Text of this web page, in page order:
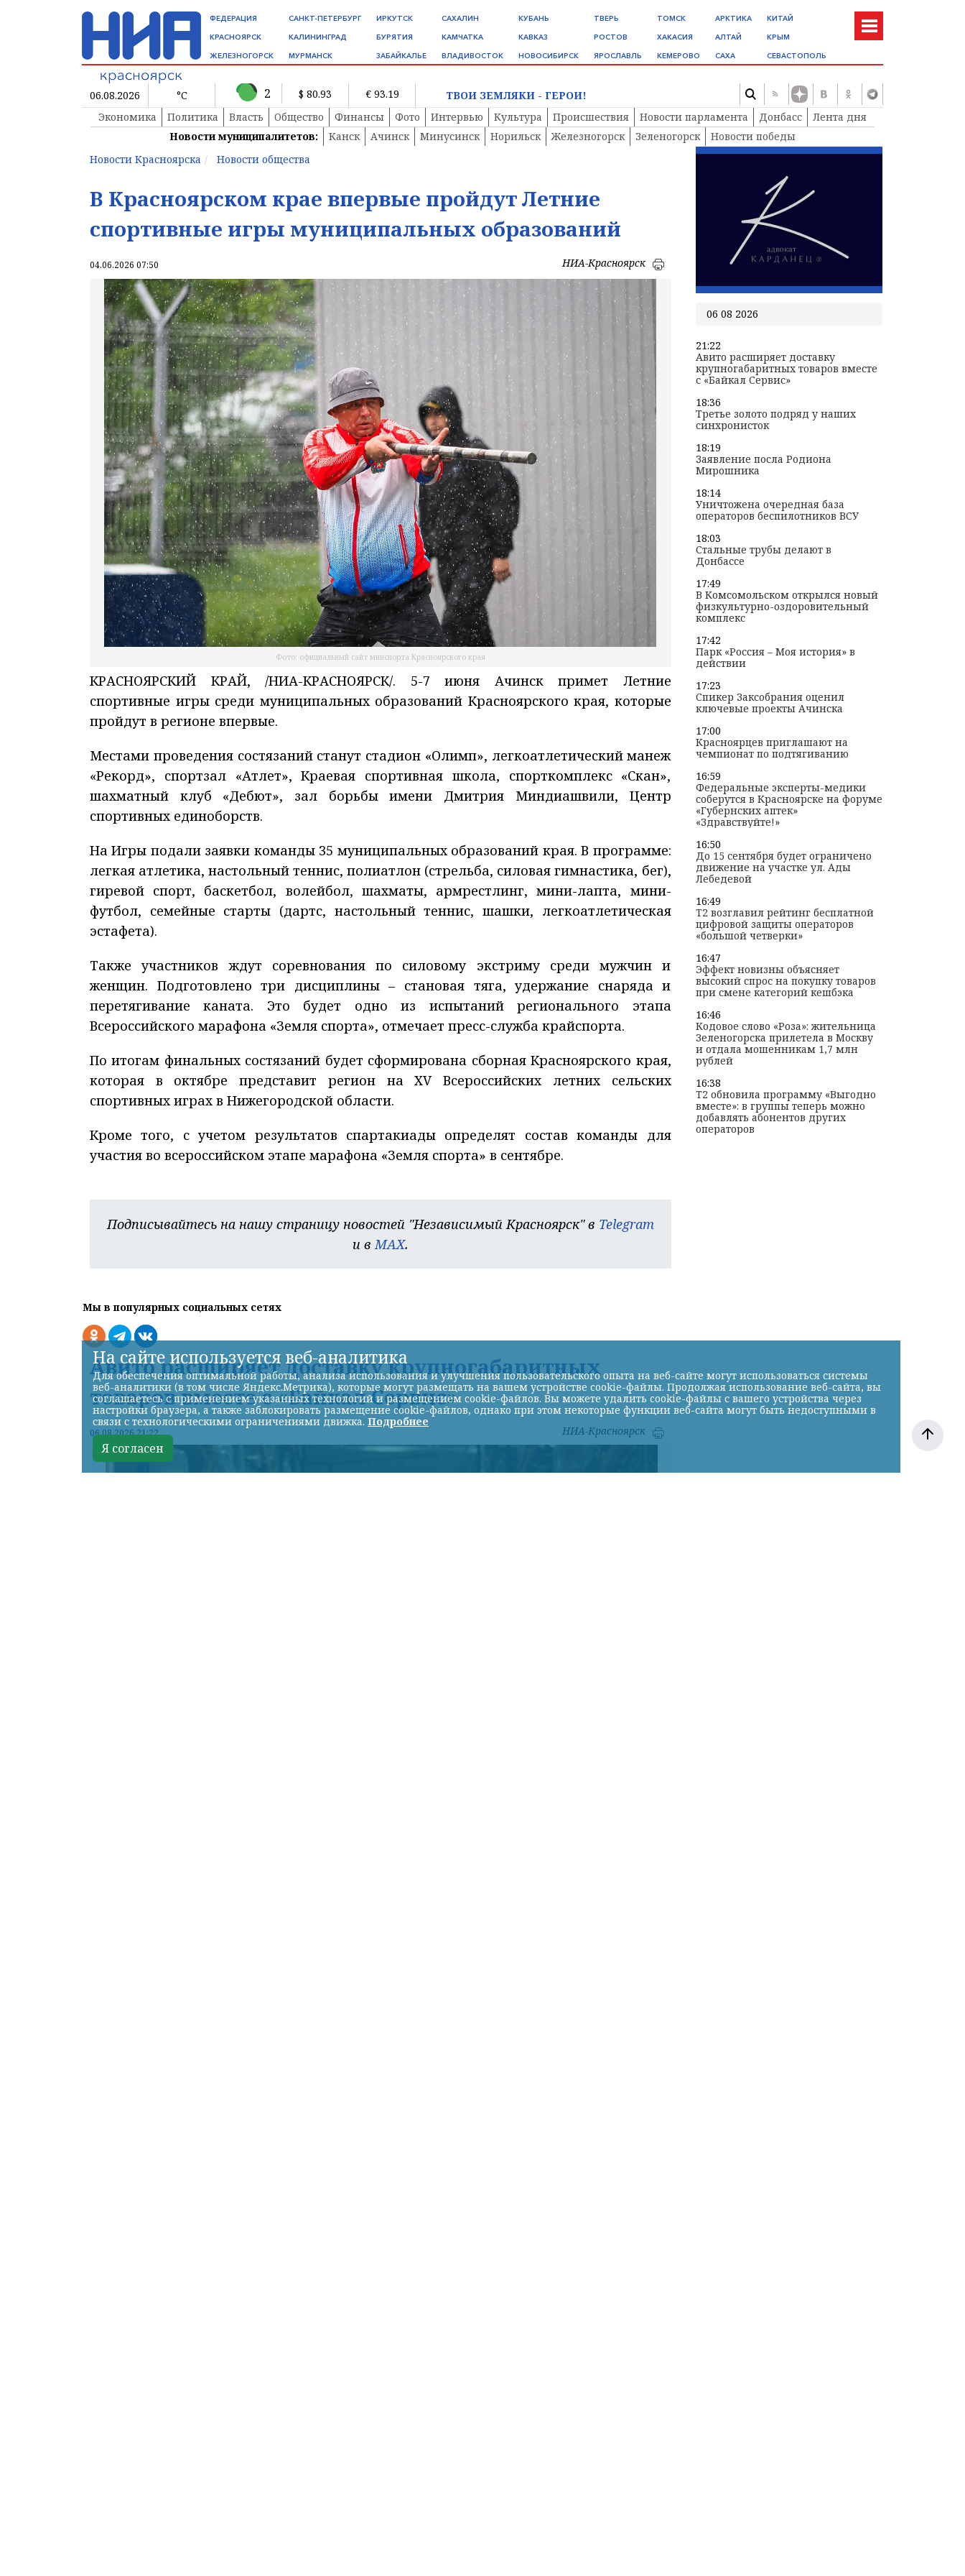
ФЕДЕРАЦИЯ
КРАСНОЯРСК
ЖЕЛЕЗНОГОРСК
САНКТ-ПЕТЕРБУРГ
КАЛИНИНГРАД
МУРМАНСК
ИРКУТСК
БУРЯТИЯ
ЗАБАЙКАЛЬЕ
САХАЛИН
КАМЧАТКА
ВЛАДИВОСТОК
КУБАНЬ
КАВКАЗ
НОВОСИБИРСК
ТВЕРЬ
РОСТОВ
ЯРОСЛАВЛЬ
ТОМСК
ХАКАСИЯ
КЕМЕРОВО
АРКТИКА
АЛТАЙ
САХА
КИТАЙ
КРЫМ
СЕВАСТОПОЛЬ
06.08.2026 °C 2 $ 80.93 € 93.19
ТВОИ ЗЕМЛЯКИ - ГЕРОИ!
Экономика
Политика Власть Общество Финансы Фото Интервью Культура Происшествия Новости парламента Донбасс
Лента дня
Новости муниципалитетов:
Канск Ачинск Минусинск Норильск Железногорск Зеленогорск
Новости победы
Новости Красноярска
Новости общества
В Красноярском крае впервые пройдут Летние
спортивные игры муниципальных образований
04.06.2026 07:50 НИА-Красноярск
Фото: официальный сайт минспорта Красноярского края
КРАСНОЯРСКИЙ КРАЙ, /НИА-КРАСНОЯРСК/. 5-7 июня Ачинск примет Летние
спортивные игры среди муниципальных образований Красноярского края, которые
пройдут в регионе впервые.
Местами проведения состязаний станут стадион «Олимп», легкоатлетический манеж
«Рекорд», спортзал «Атлет», Краевая спортивная школа, спорткомплекс «Скан»,
шахматный клуб «Дебют», зал борьбы имени Дмитрия Миндиашвили, Центр
спортивных единоборств.
На Игры подали заявки команды 35 муниципальных образований края. В программе:
легкая атлетика, настольный теннис, полиатлон (стрельба, силовая гимнастика, бег),
гиревой спорт, баскетбол, волейбол, шахматы, армрестлинг, мини-лапта, мини-
футбол, семейные старты (дартс, настольный теннис, шашки, легкоатлетическая
эстафета).
Также участников ждут соревнования по силовому экстриму среди мужчин и
женщин. Подготовлено три дисциплины – становая тяга, удержание снаряда и
перетягивание каната. Это будет одно из испытаний регионального этапа
Всероссийского марафона «Земля спорта», отмечает пресс-служба крайспорта.
По итогам финальных состязаний будет сформирована сборная Красноярского края,
которая в октябре представит регион на XV Всероссийских летних сельских
спортивных играх в Нижегородской области.
Кроме того, с учетом результатов спартакиады определят состав команды для
участия во всероссийском этапе марафона «Земля спорта» в сентябре.
Подписывайтесь на нашу страницу новостей "Независимый Красноярск" в Telegram
и вMAX.
Мы в популярных социальных сетях
Авито расширяет доставку крупногабаритных
товаров вместе с «Байкал Сервис»
06.08.2026 21:22 НИА-Красноярск
06 08 2026
21:22
Авито расширяет доставку
крупногабаритных товаров вместе
с «Байкал Сервис»
18:36
Третье золото подряд у наших
синхронисток
18:19
Заявление посла Родиона
Мирошника
18:14
Уничтожена очередная база
операторов беспилотников ВСУ
18:03
Стальные трубы делают в
Донбассе
17:49
В Комсомольском открылся новый
физкультурно-оздоровительный
комплекс
17:42
Парк «Россия – Моя история» в
действии
17:23
Спикер Заксобрания оценил
ключевые проекты Ачинска
17:00
Красноярцев приглашают на
чемпионат по подтягиванию
16:59
Федеральные эксперты-медики
соберутся в Красноярске на форуме
«Губернских аптек»
«Здравствуйте!»
16:50
До 15 сентября будет ограничено
движение на участке ул. Ады
Лебедевой
16:49
T2 возглавил рейтинг бесплатной
цифровой защиты операторов
«большой четверки»
16:47
Эффект новизны объясняет
высокий спрос на покупку товаров
при смене категорий кешбэка
16:46
Кодовое слово «Роза»: жительница
Зеленогорска прилетела в Москву
и отдала мошенникам 1,7 млн
рублей
16:38
T2 обновила программу «Выгодно
вместе»: в группы теперь можно
добавлять абонентов других
операторов
На сайте используется веб-аналитика
Для обеспечения оптимальной работы, анализа использования и улучшения пользовательского опыта на веб-сайте могут использоваться системы
веб-аналитики (в том числе Яндекс.Метрика), которые могут размещать на вашем устройстве cookie-файлы. Продолжая использование веб-сайта, вы
соглашаетесь с применением указанных технологий и размещением cookie-файлов. Вы можете удалить cookie-файлы с вашего устройства через
настройки браузера, а также заблокировать размещение cookie-файлов, однако при этом некоторые функции веб-сайта могут быть недоступными в
связи с технологическими ограничениями движка. Подробнее
Я согласен